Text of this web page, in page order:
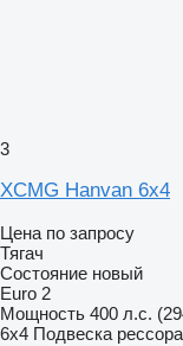
3
XCMG Hanvan 6x4
Цена по запросу
Тягач
Состояние новый
Euro 2
Мощность 400 л.с.
6x4 Подвеска